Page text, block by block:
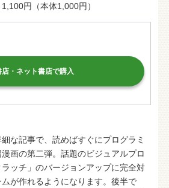
1,100円（本体1,000円）
店・ネット書店で購入
な記事で、読めばすぐにプログラミ
画の第二弾。話題のビジュアルプロ
ッチ」のバージョンアップに完全対
が作れるようになります。後半で